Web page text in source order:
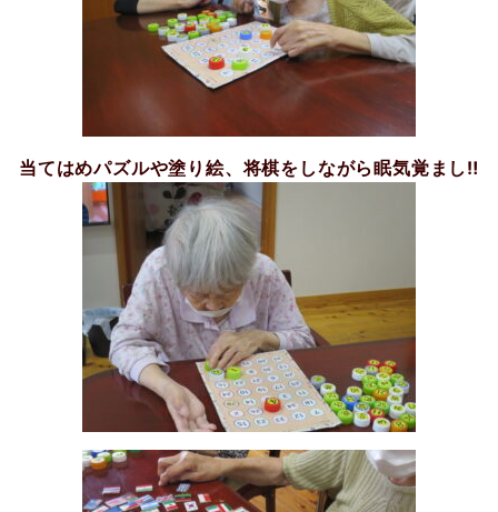
当てはめパズルや塗り絵、将棋をしながら眠気覚まし‼